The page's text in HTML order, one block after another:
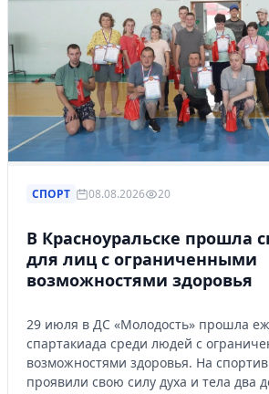
СПОРТ 08.08.2026 20
В Красноуральске прошла
для лиц с ограниченными
возможностями здоровья
29 июля в ДС «Молодость» прошла
спартакиада среди людей с
возможностями здоровья. На
проявили свою силу духа и тела два